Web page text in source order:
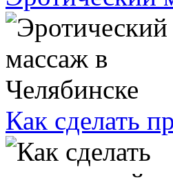
Как сделать